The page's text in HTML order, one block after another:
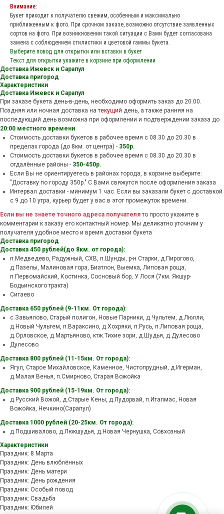
Внимание:
Букет приходит к получателю свежим, особенным и максимально
приближенным к фото. При срочном заказе, возможно отсутствие заявленных
сортов на фото. При возникновении такой ситуации с Вами будет согласована
замена с соблюдением стилистики и цветовой гаммы букета.
Выберите повод для открытки или вставки в букет
Текст для открытки укажите в корзине при оформлении
Доставка Ижевск и Сарапул
Доставка пригород
Характеристики
Доставка Ижевск и Сарапул
При заказе букета день-в-день, необходимо оформить заказ до 20.00.
Поздняя или ночная доставка натекущий день, а также ранняя на
последующий день возможна при оформлении и подтверждении заказа до
20:00 местного времени
Стоимость доставки букетов в рабочее время c 08.30 до 20.30 в
пределах города (до 8км. от центра) - 350р.
Стоимость доставки букетов в рабочее время c 08.30 до 20.30 в
отдалённые районы - 350-450р.
Если Вы не ориентируетесь в районах города, в корзине выберите:
"Доставку по городу 350р." С Вами свяжутся после оформления заказа
Интервал доставки - минимум 1 час. Если вы заказали букет с доставкой
с 9 до 10 утра, курьер будет у вас в этот промежуток времени.
Если вы не знаете точного адреса получателя то просто укажите в
комментарии к заказу его контактный номер. Мы деликатно уточним у
получателя удобное место и время доставки букета
Доставка пригород
Доставка 450 рублей(до 8км. от города):
п.Медведево, Радужный, СХВ, п.Шунды, р-н Старки, д.Пирогово,
д.Пазелы, Малиновая гора, Биатлон, Выемка, Липовая роща,
п.Первомайский, Костинка, Сосновый бор, У Лося (7км. Якшур-
Бодьинского тракта)
Сигаево
Доставка 650 рублей (9-11км. От города):
с.Завьялово, Старый полигон, Новые Парники, д.Чультем, д.Люлли,
д.Новый Чультем, п.Вараксино, д.Хохряки, п.Русь, п.Липовая роща,
д.Орловское, д.Мартьяново, ктж.Тихие зори, д.Шудья, д.Дулесово
Дулесово
Доставка 800 рублей (11-15км. От города):
Ягул, Старое Михайловское, Каменное, Чистопрудный, д.Игерман,
д.Малая Венья, п.Смирново, Старая Вожойка
Доставка 900 рублей (15-19км. От города):
д.Русский Вожой, д.Старые Кены, д.Лудорвай, п.Италмас, Новая
Вожойка, Нечкино(Сарапул)
Доставка 1000 рублей (20-25км. От города):
д.Подшивалово, д.Люкшудья, д.Новая Чернушка, Совхозный
Характеристики
Праздник: 8 Марта
Праздник: День влюблённых
Праздник: День матери
Праздник: День рождения
Праздник: Особый повод
Праздник: Свадьба
Праздник: Юбилей